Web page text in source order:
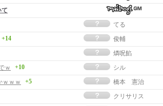
て
てる
+14 俊輔
燐呪餡
ｗ
+10 シル
ｗｗｗ
+5 橋本 憲治
クリサリス